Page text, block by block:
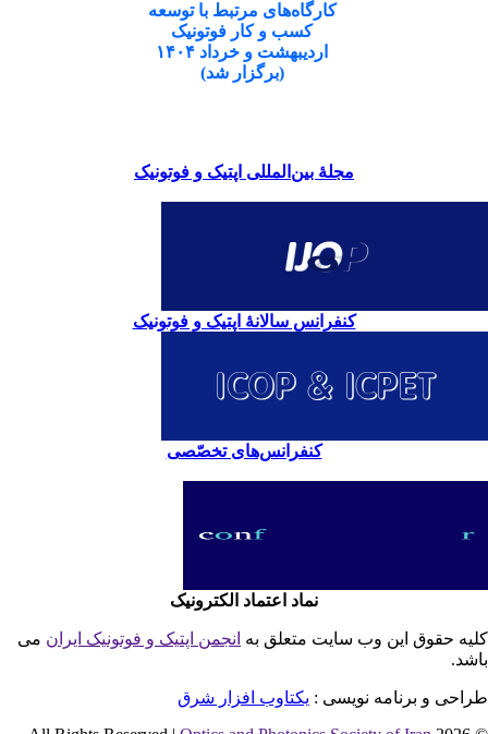
کارگاه‌های مرتبط با توسعه
کسب و کار فوتونیک
اردیبهشت و خرداد ۱۴۰۴
(برگزار شد)
مجلۀ بین‌المللی اپتیک و فوتونیک
کنفرانس سالانۀ اپتیک و فوتونیک
کنفرانس‌های تخصّصی
نماد اعتماد الکترونیک
حقوق این وب سایت متعلق بهانجمن اپتیک و فوتونیک ایران می
و برنامه نویسی : یکتاوب افزار شرق